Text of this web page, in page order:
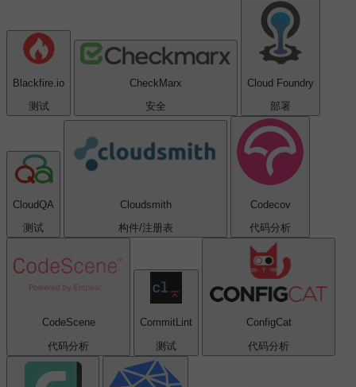
Blackfire.io
测试
CheckMarx
安全
Cloud Foundry
部署
CloudQA
测试
Cloudsmith
构件/注册表
Codecov
代码分析
CodeScene
代码分析
CommitLint
测试
ConfigCat
代码分析